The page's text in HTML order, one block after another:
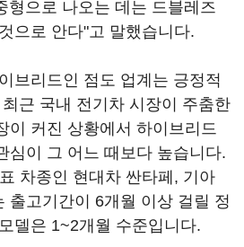
형으로 나오는 데는 드블레즈
으로 안다"고 말했습니다.
브리드인 점도 업계는 긍정적
근 국내 전기차 시장이 주춤한
이 커진 상황에서 하이브리드
심이 그 어느 때보다 높습니다.
차종인 현대차 싼타페, 기아
출고기간이 6개월 이상 걸릴 정
델은 1~2개월 수준입니다.